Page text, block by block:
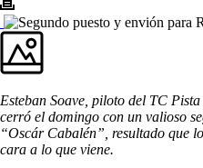
Esteban Soave, piloto del TC Pista
cerró el domingo con un valioso
“Oscár Cabalén”, resultado que
cara a lo que viene.